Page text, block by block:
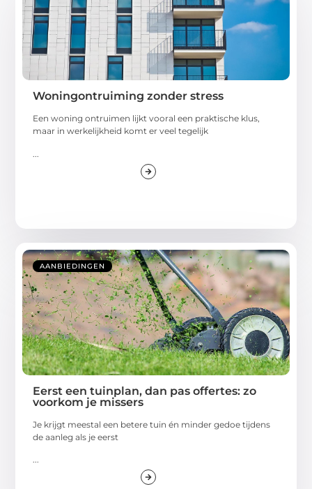
Woningontruiming zonder stress
Een woning ontruimen lijkt vooral een praktische klus,
maar in werkelijkheid komt er veel tegelijk
AANBIEDINGEN
Eerst een tuinplan, dan pas offertes: zo
voorkom je missers
Je krijgt meestal een betere tuin én minder gedoe tijdens
de aanleg als je eerst